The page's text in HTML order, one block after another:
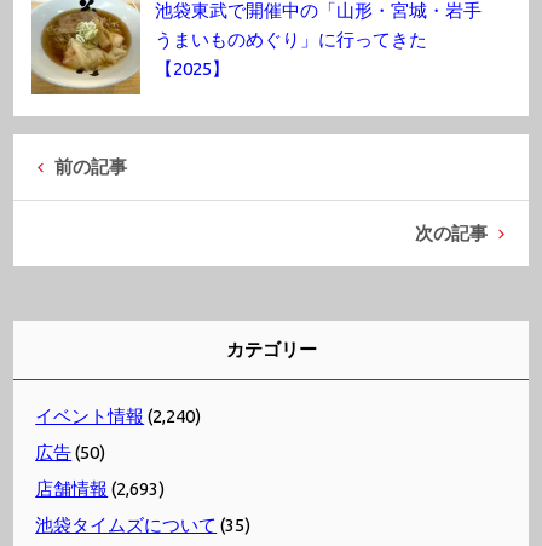
池袋東武で開催中の「山形・宮城・岩手
うまいものめぐり」に行ってきた
【2025】
前の記事
次の記事
カテゴリー
イベント情報 (2,240)
広告(50)
店舗情報 (2,693)
池袋タイムズについて (35)